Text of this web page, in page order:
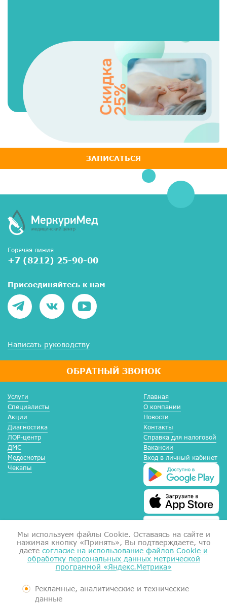
ЗАПИСАТЬСЯ
Горячая линия
+7 (8212) 25-90-00
ОБРАТНЫЙ ЗВОНОК
Присоединяйтесь к нам
Написать руководству
Услуги
Специалисты
Акции
Диагностика
ЛОР-центр
ДМС
Медосмотры
Чекапы
Главная
О компании
Новости
Контакты
Справка для налоговой
Вакансии
Вход в личный кабинет
Справка для налоговой
Документы
Контролирующие органы
Мы используем файлы Сookie. Оставаясь на сайте и
нажимая кнопку «Принять», Вы подтверждаете, что
даете согласие на использование файлов Cookie и
обработку персональных данных метрической
программой «Яндекс.Метрика»
Рекламные, аналитические и технические
данные